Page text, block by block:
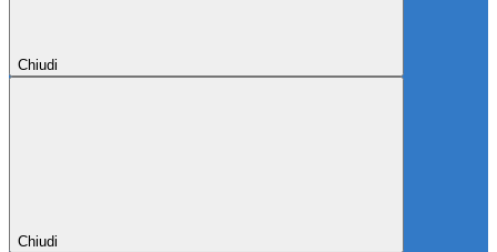
Chiudi
Chiudi